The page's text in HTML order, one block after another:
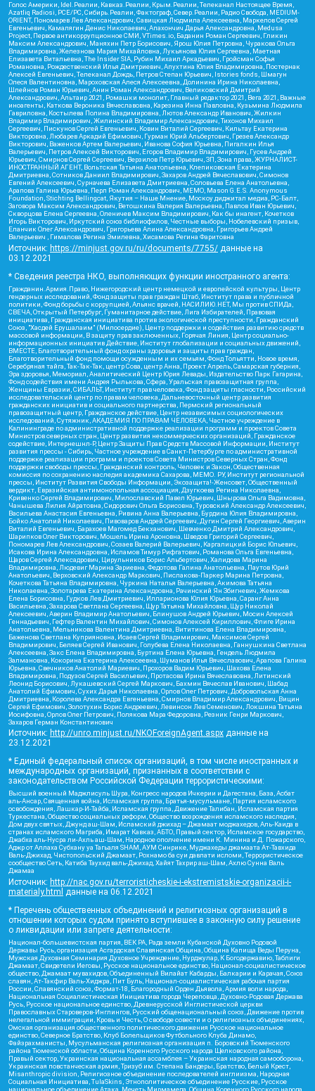
Голос Америки, Idel.Реалии, Кавказ.Реалии, Крым.Реалии, Телеканал Настоящее Время,
Azatliq Radiosi, PCE/PC, Сибирь.Реалии, Фактограф, Север.Реалии, Радио Свобода, MEDIUM-
ORIENT, Пономарев Лев Александрович, Савицкая Людмила Алексеевна, Маркелов Сергей
Евгеньевич, Камалягин Денис Николаевич, Апахончич Дарья Александровна, Medusa
Project, Первое антикоррупционное СМИ, VTimes.io, Баданин Роман Сергеевич, Гликин
Максим Александрович, Маняхин Петр Борисович, Ярош Юлия Петровна, Чуракова Ольга
Владимировна, Железнова Мария Михайловна, Лукьянова Юлия Сергеевна, Маетная
Елизавета Витальевна, The Insider SIA, Рубин Михаил Аркадьевич, Гройсман Софья
Романовна, Рождественский Илья Дмитриевич, Апухтина Юлия Владимировна, Постернак
Алексей Евгеньевич, Телеканал Дождь, Петров Степан Юрьевич, Istories fonds, Шмагун
Олеся Валентиновна, Мароховская Алеся Алексеевна, Долинина Ирина Николаевна,
Шлейнов Роман Юрьевич, Анин Роман Александрович, Великовский Дмитрий
Александрович, Альтаир 2021, Ромашки монолит, Главный редактор 2021, Вега 2021, Важные
иноагенты, Каткова Вероника Вячеславовна, Карезина Инна Павловна, Кузьмина Людмила
Гавриловна, Костылева Полина Владимировна, Лютов Александр Иванович, Жилкин
Владимир Владимирович, Жилинский Владимир Александрович, Тихонов Михаил
Сергеевич, Пискунов Сергей Евгеньевич, Ковин Виталий Сергеевич, Кильтау Екатерина
Викторовна, Любарев Аркадий Ефимович, Гурман Юрий Альбертович, Грезев Александр
Викторович, Важенков Артем Валерьевич, Иванова София Юрьевна, Пигалкин Илья
Валерьевич, Петров Алексей Викторович, Егоров Владимир Владимирович, Гусев Андрей
Юрьевич, Смирнов Сергей Сергеевич, Верзилов Петр Юрьевич, ЗП, Зона права, ЖУРНАЛИСТ-
ИНОСТРАННЫЙ АГЕНТ, Вольтская Татьяна Анатольевна, Клепиковская Екатерина
Дмитриевна, Сотников Даниил Владимирович, Захаров Андрей Вячеславович, Симонов
Евгений Алексеевич, Сурначева Елизавета Дмитриевна, Соловьева Елена Анатольевна,
Арапова Галина Юрьевна, Перл Роман Александрович, МЕМО, Mason G.E.S. Anonymous
Foundation, Stichting Bellingcat, Якутия – Наше Мнение, Москоу диджитал медиа, РС-Балт,
Заговора Максим Александрович, Ветошкина Валерия Валерьевна, Павлов Иван Юрьевич,
Скворцова Елена Сергеевна, Оленичев Максим Владимирович, Как бы инагент, Кочетков
Игорь Викторович, Иркутский союз библиофилов, Честные выборы, Нобелевский призыв,
Еланчик Олег Александрович, Григорьева Алина Александровна, Григорьев Андрей
Валерьевич , Гималова Регина Эмилевна, Хисамова Регина Фаритовна
Источник: https://minjust.gov.ru/ru/documents/7755/ данные на
03.12.2021
* Сведения реестра НКО, выполняющих функции иностранного агента:
Гражданин.Армия.Право, Нижегородский центр немецкой и европейской культуры, Центр
гендерных исследований, Фонд защиты прав граждан Штаб, Институт права и публичной
политики, Фонд борьбы с коррупцией, Альянс врачей, НАСИЛИЮ.НЕТ, Мы против СПИДа,
СВЕЧА, Открытый Петербург, Гуманитарное действие, Лига Избирателей, Правовая
инициатива, Гражданская инициатива против экологической преступности, Гражданский
Союз, "Хасдей Ерушалаим" (Милосердие), Центр поддержки и содействия развитию средств
массовой информации, В защиту прав заключенных, Горячая Линия, Центр социально-
информационных инициатив Действие, Институт глобализации и социальных движений,
ВМЕСТЕ, Благотворительный фонд охраны здоровья и защиты прав граждан,
Благотворительный фонд помощи осужденным и их семьям, Фонд Тольятти, Новое время,
Серебряная тайга, Так-Так-Так, центр Сова, центр Анна, Проект Апрель, Самарская губерния,
Эра здоровья, Мемориал, Аналитический Центр Юрия Левады, Издательство Парк Гагарина,
Фонд содействия имени Андрея Рылькова, Сфера, Уральская правозащитная группа,
Женщины Евразии, СИБАЛЬТ, Институт прав человека, Фонд защиты гласности, Российский
исследовательский центр по правам человека, Дальневосточный центр развития
гражданских инициатив и социального партнерства, Пермский региональный
правозащитный центр, Гражданское действие, Центр независимых социологических
исследований, Сутяжник, АКАДЕМИЯ ПО ПРАВАМ ЧЕЛОВЕКА, Частное учреждение в
Калининграде по административной поддержке реализации программ и проектов Совета
Министров северных стран, Центр развития некоммерческих организаций, Гражданское
содействие, Интернешнл-Р, Центр Защиты Прав Средств Массовой Информации, Институт
развития прессы - Сибирь, Частное учреждение в Санкт-Петербурге по административной
поддержке реализации программ и проектов Совета Министров Северных Стран, Фонд
поддержки свободы прессы, Гражданский контроль, Человек и Закон, Общественная
комиссия по сохранению наследия академика Сахарова, МЕМО. РУ, Институт региональной
прессы, Институт Развития Свободы Информации, Экозащита!-Женсовет, Общественный
вердикт, Евразийская антимонопольная ассоциация, Дзугкоева Регина Николаевна,
Кривенко Сергей Владимирович, Милославский Павел Юрьевич, Шнырова Ольга Вадимовна,
Чанышева Лилия Айратовна, Сидорович Ольга Борисовна, Туровский Александр Алексеевич,
Васильева Анастасия Евгеньевна, Ривина Анна Валерьевна, Бурдина Юлия Владимировна,
Бойко Анатолий Николаевич, Пивоваров Андрей Сергеевич, Дугин Сергей Георгиевич, Аверин
Виталий Евгеньевич, Барахоев Магомед Бекханович, Шевченко Дмитрий Александрович,
Шарипков Олег Викторович, Мошель Ирина Ароновна, Шведов Григорий Сергеевич,
Пономарев Лев Александрович, Созаев Валерий Валерьевич, Каргалицкий Борис Юльевич,
Исакова Ирина Александровна, Исламов Тимур Рифгатович, Романова Ольга Евгеньевна,
Щаров Сергей Алексадрович, Цирульников Борис Альбертович, Халидова Марина
Владимировна, Людевиг Марина Зариевна, Федотова Галина Анатольевна, Паутов Юрий
Анатольевич, Верховский Александр Маркович, Пислакова-Паркер Марина Петровна,
Кочеткова Татьяна Владимировна, Чуркина Наталья Валерьевна, Акимова Татьяна
Николаевна, Золотарева Екатерина Александровна, Рачинский Ян Збигневич, Жемкова
Елена Борисовна, Гудков Лев Дмитриевич, Илларионова Юлия Юрьевна, Саранг Анна
Васильевна, Захарова Светлана Сергеевна, Щур Татьяна Михайловна, Щур Николай
Алексеевич, Аверин Владимир Анатольевич, Блинушов Андрей Юрьевич, Мосин Алексей
Геннадьевич, Гефтер Валентин Михайлович, Симонов Алексей Кириллович, Флиге Ирина
Анатольевна, Мельникова Валентина Дмитриевна, Вититинова Елена Владимировна,
Баженова Светлана Куприяновна, Исаев Сергей Владимирович, Максимов Сергей
Владимирович, Беляев Сергей Иванович, Голубева Елена Николаевна, Ганнушкина Светлана
Алексеевна, Закс Елена Владимировна, Буртина Елена Юрьевна, Гендель Людмила
Залмановна, Кокорина Екатерина Алексеевна, Шуманов Илья Вячеславович, Арапова Галина
Юрьевна, Свечников Анатолий Мариевич, Прохоров Вадим Юрьевич, Шахова Елена
Владимировна, Подузов Сергей Васильевич, Протасова Ирина Вячеславовна, Литинский
Леонид Борисович, Лукашевский Сергей Маркович, Бахмин Вячеслав Иванович, Шабад
Анатолий Ефимович, Сухих Дарья Николаевна, Орлов Олег Петрович, Добровольская Анна
Дмитриевна, Королева Александра Евгеньевна, Смирнов Владимир Александрович, Вицин
Сергей Ефимович, Золотухин Борис Андреевич, Левинсон Лев Семенович, Локшина Татьяна
Иосифовна, Орлов Олег Петрович, Полякова Мара Федоровна, Резник Генри Маркович,
Захаров Герман Константинович
Источник: http://unro.minjust.ru/NKOForeignAgent.aspx данные на
23.12.2021
* Единый федеральный список организаций, в том числе иностранных и
международных организаций, признанных в соответствии с
законодательством Российской Федерации террористическими:
Высший военный Маджлисуль Шура, Конгресс народов Ичкерии и Дагестана, База, Асбат
аль-Ансар, Священная война, Исламская группа, Братья-мусульмане, Партия исламского
освобождения, Лашкар-И-Тайба, Исламская группа, Движение Талибан, Исламская партия
Туркестана, Общество социальных реформ, Общество возрождения исламского наследия,
Дом двух святых, Джунд аш-Шам, Исламский джихад – Джамаат моджахедов, Аль-Каида в
странах исламского Магриба, Имарат Кавказ, АБТО, Правый сектор, Исламское государство,
Джабха аль-Нусра ли-Ахль аш-Шам, Народное ополчение имени К. Минина и Д. Пожарского,
Аджр от Аллаха Субхану уа Тагьаля SHAM, АУМ Синрике, Муджахеды джамаата Ат-Тавхида
Валь-Джихад, Чистопольский Джамаат, Рохнамо ба суи давлати исломи, Террористическое
сообщество Сеть, Катиба Таухид валь-Джихад, Хайят Тахрир аш-Шам, Ахлю Сунна Валь
Джамаа
Источник: http://nac.gov.ru/terroristicheskie-i-ekstremistskie-organizacii-i-
materialy.html данные на 06.12.2021
* Перечень общественных объединений и религиозных организаций в
отношении которых судом принято вступившее в законную силу решение
о ликвидации или запрете деятельности:
Национал-большевистская партия, ВЕК РА, Рада земли Кубанской Духовно Родовой
Державы Русь, организация Асгардская Славянская Община, Община Капища Веды Перуна,
Мужская Духовная Семинария Духовное Учреждение, Нурджулар, К Богодержавию, Таблиги
Джамаат, Свидетели Иеговы, Русское национальное единство, Национал-социалистическое
общество, Джамаат мувахидов, Объединенный Вилайат Кабарды, Балкарии и Карачая, Союз
славян, Ат-Такфир Валь-Хиджра, Пит Буль, Национал-социалистическая рабочая партия
России, Славянский союз, Формат-18, Благородный Орден Дьявола, Армия воли народа,
Национальная Социалистическая Инициатива города Череповца, Духовно-Родовая Держава
Русь, Русское национальное единство, Древнерусской Инглистической церкви
Православных Староверов-Инглингов, Русский общенациональный союз, Движение против
нелегальной иммиграции, Кровь и Честь, О свободе совести и о религиозных объединениях,
Омская организация общественного политического движения Русское национальное
единство, Северное Братство, Клуб Болельщиков Футбольного Клуба Динамо,
Файзрахманисты, Мусульманская религиозная организация п. Боровский Тюменского
района Тюменской области, Община Коренного Русского народа Щелковского района,
Правый сектор, Украинская национальная ассамблея – Украинская народная самооборона,
Украинская повстанческая армия, Тризуб им. Степана Бандеры, Братство, Белый Крест,
Misanthropic division, Религиозное объединение последователей инглиизма, Народная
Социальная Инициатива, TulaSkins, Этнополитическое объединение Русские, Русское
национальное объединение Атака, Мечеть Мирмамеда, Община Коренного Русского народа